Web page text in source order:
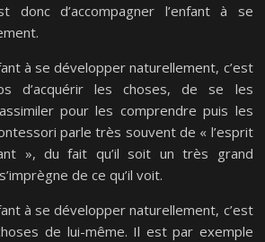
donc d’accompagner l’enfant à se
à se développer naturellement, c’est
d’acquérir les choses, de se les
pour les comprendre puis les
parle très souvent de « l’esprit
», du fait qu’il soit un très grand
de ce qu’il voit.
à se développer naturellement, c’est
de lui-même. Il est par exemple